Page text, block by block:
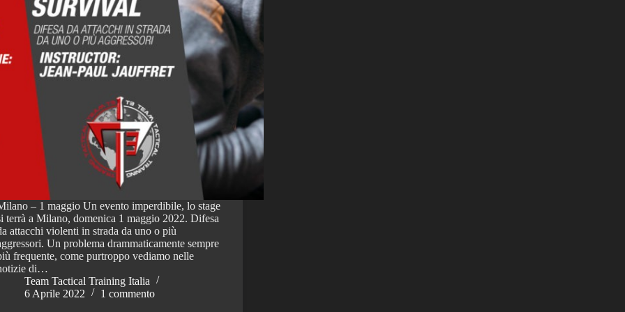
– 1 maggio Un evento imperdibile, lo stage
terrà a Milano, domenica 1 maggio 2022. Difesa
attacchi violenti in strada da uno o più
Un problema drammaticamente sempre
frequente, come purtroppo vediamo nelle
di…
Team Tactical Training Italia
6 Aprile 2022
1 commento